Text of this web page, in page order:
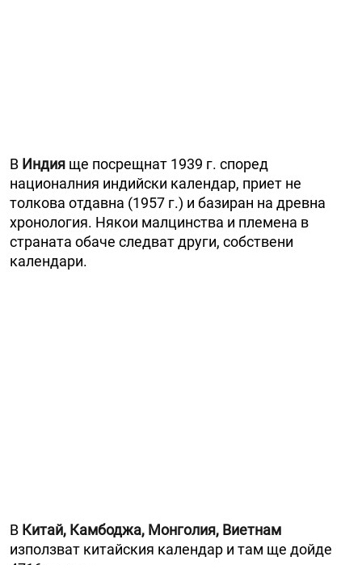
В Индия ще посрещнат 1939 г. според
националния индийски календар, приет не
толкова отдавна (1957 г.) и базиран на древна
хронология. Някои малцинства и племена в
страната обаче следват други, собствени
календари.
В Китай, Камбоджа, Монголия, Виетнам
използват китайския календар и там ще дойде